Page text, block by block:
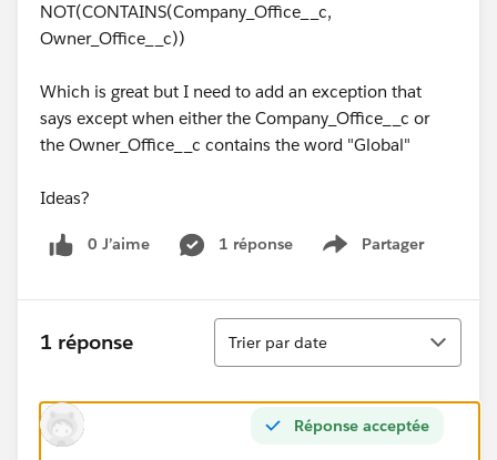
NOT(CONTAINS(Company_Office__c,
Owner_Office__c))
Which is great but I need to add an exception that
says except when either the Company_Office__c or
the Owner_Office__c contains the word "Global"
Ideas?
0 J’aime 1 réponse Partager
Show menu
1 réponse
Tri
Trier par date
Réponse acceptée